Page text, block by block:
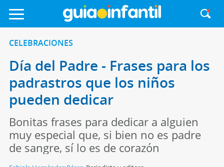
CELEBRACIONES
Día del Padre - Frases para los
padrastros que los niños
pueden dedicar
Bonitas frases para dedicar a alguien
muy especial que, si bien no es padre
de sangre, sí lo es de corazón